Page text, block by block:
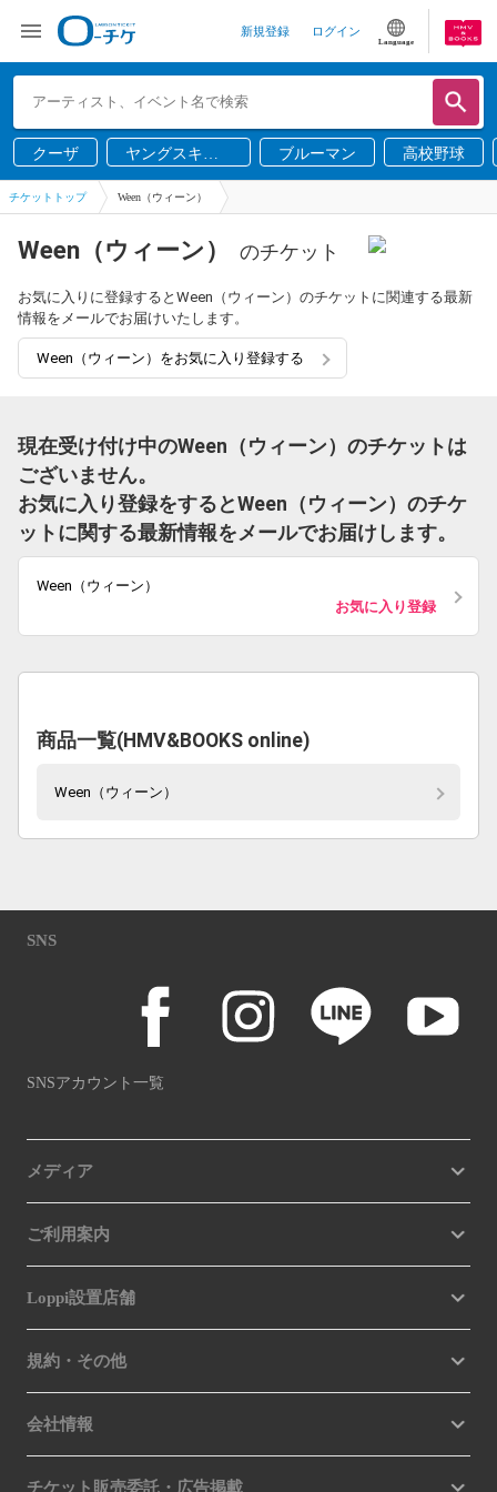
新規登録 ログイン
Language
クーザ
ヤングスキニ
ー
ブルーマン 高校野球
チケットトップ Ween（ウィーン）
Ween（ウィーン） のチケット
お気に入りに登録するとWeen（ウィーン）のチケットに関連する最新
情報をメールでお届けいたします。
Ween（ウィーン）をお気に入り登録する
現在受け付け中のWeen（ウィーン）のチケットは
ございません。
お気に入り登録をするとWeen（ウィーン）のチケ
ットに関する最新情報をメールでお届けします。
Ween（ウィーン）
お気に入り登録
商品一覧(HMV&BOOKS online)
Ween（ウィーン）
SNS
SNSアカウント一覧
メディア
ご利用案内
Loppi設置店舗
規約・その他
会社情報
チケット販売委託・広告掲載